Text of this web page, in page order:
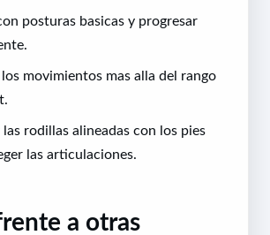
posturas basicas y progresar
movimientos mas alla del rango
rodillas alineadas con los pies
las articulaciones.
a otras